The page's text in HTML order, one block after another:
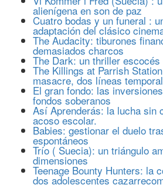
alienígena en son de paz
Cuatro bodas y un funeral :
adaptación del clásico
The Audacity: tiburones
demasiados charcos
The Dark: un thriller
The Killings at Parrish
masacre, dos líneas
El gran fondo: las
fondos soberanos
Así Aprenderás: la lucha sin
acoso escolar.
Babies: gestionar el duelo
espontáneos
Trío ( Suecia): un triángulo
dimensiones
Teenage Bounty Hunters: la
dos adolescentes